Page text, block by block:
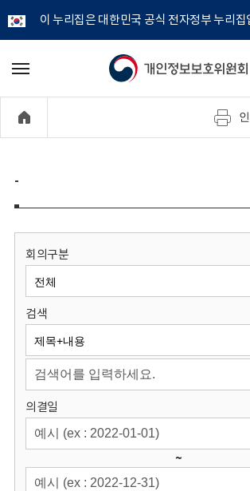
이 누리집은 대한민국 공식 전자정부 누리집
개
정
보
원
회
메
기
-
회의구분
검색
의결일
~